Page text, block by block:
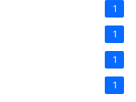
1
1
1
1